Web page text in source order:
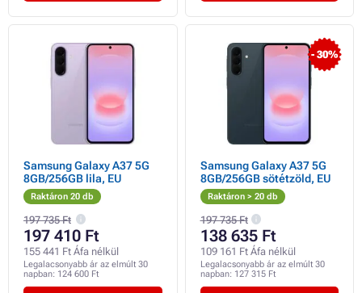
Samsung Galaxy A37 5G
8GB/256GB lila, EU
Raktáron 20 db
197 735 Ft
197 410 Ft
155 441 Ft Áfa nélkül
Legalacsonyabb ár az elmúlt 30
napban: 124 600 Ft
- 30%
Samsung Galaxy A37 5G
8GB/256GB sötétzöld, EU
Raktáron > 20 db
197 735 Ft
138 635 Ft
109 161 Ft Áfa nélkül
Legalacsonyabb ár az elmúlt 30
napban: 127 315 Ft